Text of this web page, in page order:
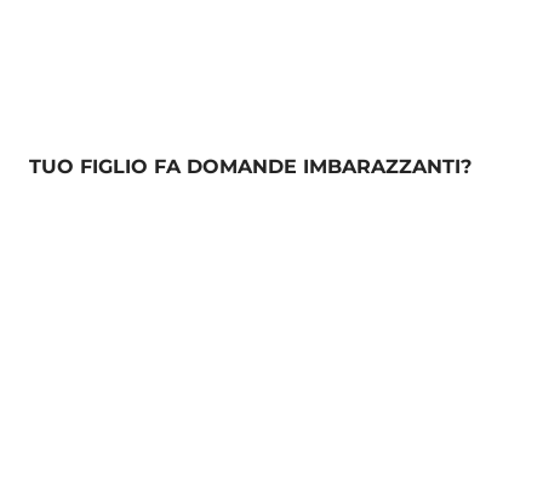
TUO FIGLIO FA DOMANDE IMBARAZZANTI?